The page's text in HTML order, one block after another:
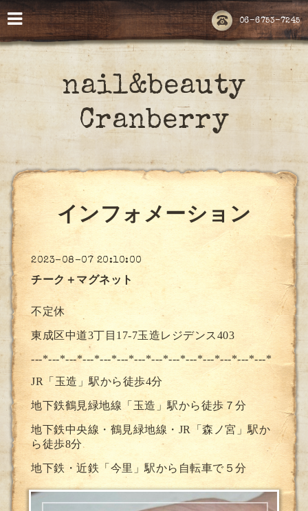
06-6753-7245
nail&beauty
Cranberry
インフォメーション
2023-08-07 20:10:00
チーク＋マグネット
不定休
東成区中道3丁目17-7玉造レジデンス403
---*---*---*---*---*---*---*---*---*---*---*---*---*---*
JR「玉造」駅から徒歩4分
地下鉄鶴見緑地線「玉造」駅から徒歩７分
地下鉄中央線・鶴見緑地線・JR「森ノ宮」駅か
ら徒歩8分
地下鉄・近鉄「今里」駅から自転車で５分